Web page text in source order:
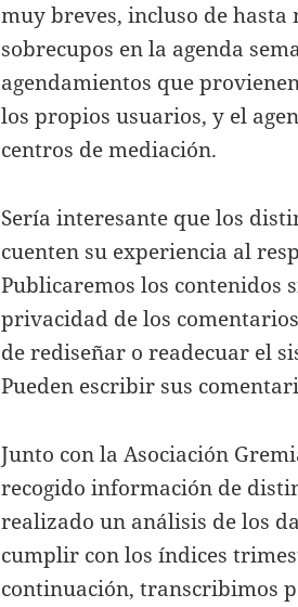
muy breves, incluso de
sobrecupos en la agenda
agendamientos que
los propios usuarios, y el
centros de mediación.
Sería interesante que los
cuenten su experiencia al
Publicaremos los contenidos
privacidad de los
de rediseñar o readecuar el
Pueden escribir sus
Junto con la Asociación
recogido información de
realizado un análisis de los
cumplir con los índices
continuación, transcribimos